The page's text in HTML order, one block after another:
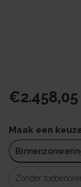
€2.458,05
Maak een
Zonder